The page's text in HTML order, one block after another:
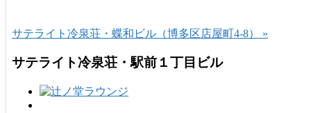
サテライト冷泉荘・蝶和ビル（博多区店屋町4-8） »
サテライト冷泉荘・駅前１丁目ビル